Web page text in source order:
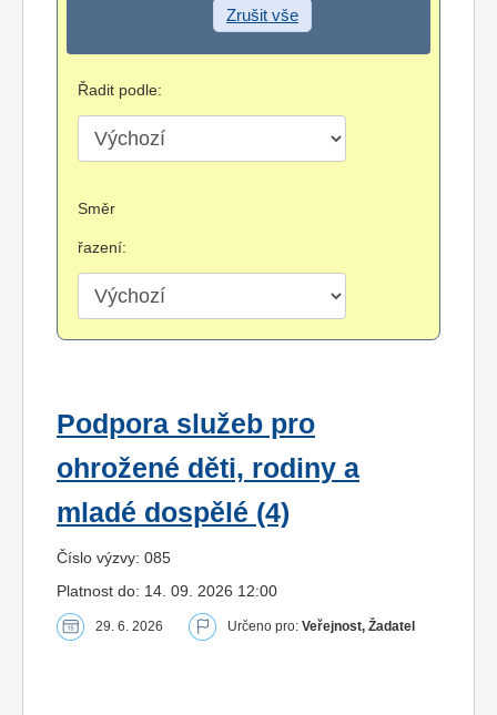
Zrušit vše
Řadit podle:
Směr
řazení:
Podpora služeb pro
ohrožené děti, rodiny a
mladé dospělé (4)
Číslo výzvy: 085
Platnost do: 14. 09. 2026 12:00
29. 6. 2026 Určeno pro: Veřejnost, Žadatel